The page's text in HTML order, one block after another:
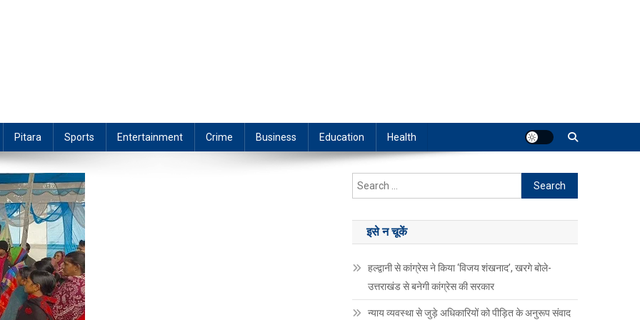
Pitara Sports Entertainment Crime Business Education Health
Search
for:
इसे न चूकें
हल्द्वानी से कांग्रेस ने किया ‘विजय शंखनाद’, खरगे बोले-
उत्तराखंड से बनेगी कांग्रेस की सरकार
न्याय व्यवस्था से जुड़े अधिकारियों को पीड़ित के अनुरूप संवाद